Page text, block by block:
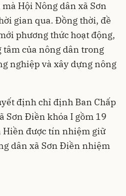
Hội Nông dân xã Sơn
gian qua. Đồng thời, đề
phương thức hoạt động,
của nông dân trong
nghiệp và xây dựng nông
định chỉ định Ban Chấp
Sơn Điền khóa I gồm 19
Hiền được tín nhiệm giữ
dân xã Sơn Điền nhiệm